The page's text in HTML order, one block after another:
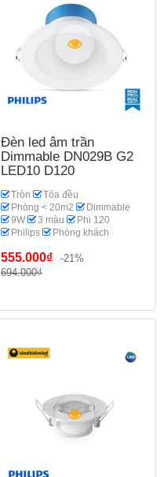
Đèn led âm trần
Dimmable DN029B G2
LED10 D120
Tròn
Tỏa đều
Phòng < 20m2
Dimmable
9W
3 màu
Phi 120
Philips
Phòng khách
555.000₫
-21%
694.000₫